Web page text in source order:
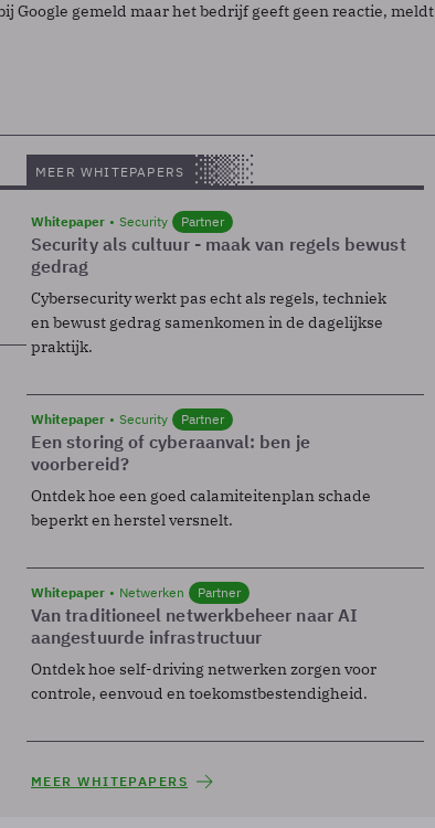
Google gemeld maar het bedrijf geeft geen reactie, meldt
MEER WHITEPAPERS
Whitepaper Security Partner
Security als cultuur - maak van regels bewust
gedrag
Cybersecurity werkt pas echt als regels, techniek
en bewust gedrag samenkomen in de dagelijkse
praktijk.
Whitepaper Security Partner
Een storing of cyberaanval: ben je
voorbereid?
Ontdek hoe een goed calamiteitenplan schade
beperkt en herstel versnelt.
Whitepaper Netwerken Partner
Van traditioneel netwerkbeheer naar AI
aangestuurde infrastructuur
Ontdek hoe self-driving netwerken zorgen voor
controle, eenvoud en toekomstbestendigheid.
MEER WHITEPAPERS